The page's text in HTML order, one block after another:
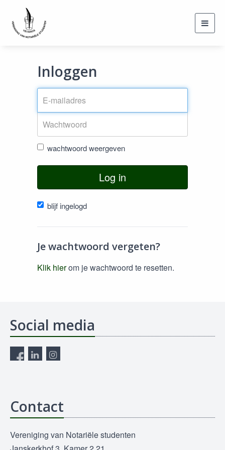
Inloggen
wachtwoord weergeven
Log in
blijf ingelogd
Je wachtwoord vergeten?
Klik hierom je wachtwoord te resetten.
Social media
Contact
Vereniging van Notariële studenten